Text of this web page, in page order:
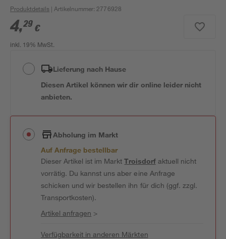
Produktdetails | Artikelnummer: 2776928
4,29 €
inkl. 19% MwSt.
Lieferung nach Hause
Diesen Artikel können wir dir online leider nicht
anbieten.
Abholung im Markt
Auf Anfrage bestellbar
Dieser Artikel ist im MarktTroisdorfaktuell nicht
vorrätig. Du kannst uns aber eine Anfrage
schicken und wir bestellen ihn für dich (ggf. zzgl.
Transportkosten).
Artikel anfragen >
Verfügbarkeit in anderen Märkten